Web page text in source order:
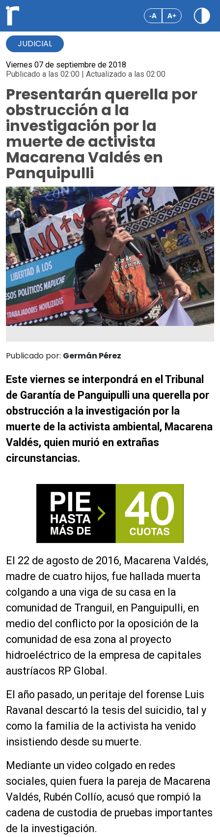
-A A+
JUDICIAL
Viernes 07 de septiembre de 2018
Publicado a las 02:00 | Actualizado a las 02:00
Presentarán querella por
obstrucción a la
investigación por la
muerte de activista
Macarena Valdés en
Panquipulli
Publicado por: Germán Pérez
Este viernes se interpondrá en el Tribunal
de Garantía de Panguipulli una querella por
obstrucción a la investigación por la
muerte de la activista ambiental, Macarena
Valdés, quien murió en extrañas
circunstancias.
El 22 de agosto de 2016, Macarena Valdés,
madre de cuatro hijos, fue hallada muerta
colgando a una viga de su casa en la
comunidad de Tranguil, en Panguipulli, en
medio del conflicto por la oposición de la
comunidad de esa zona al proyecto
hidroeléctrico de la empresa de capitales
austríacos RP Global.
El año pasado, un peritaje del forense Luis
Ravanal descartó la tesis del suicidio, tal y
como la familia de la activista ha venido
insistiendo desde su muerte.
Mediante un video colgado en redes
sociales, quien fuera la pareja de Macarena
Valdés, Rubén Collío, acusó que rompió la
cadena de custodia de pruebas importantes
de la investigación.